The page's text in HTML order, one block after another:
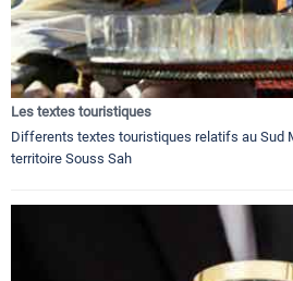
Les textes touristiques
Differents textes touristiques relatifs au Sud
territoire Souss Sah